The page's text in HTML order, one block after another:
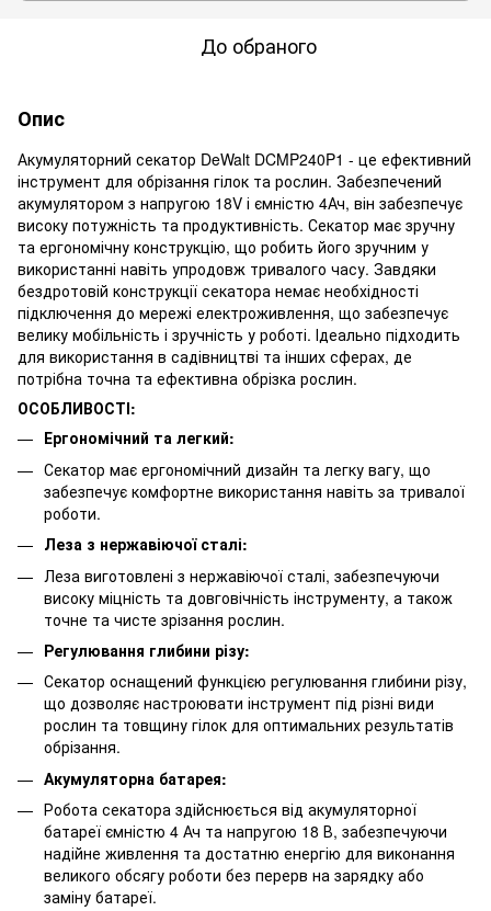
До обраного
Опис
Акумуляторний секатор DeWalt DCMP240P1 - це ефективний
інструмент для обрізання гілок та рослин. Забезпечений
акумулятором з напругою 18V і ємністю 4Ач, він забезпечує
високу потужність та продуктивність. Секатор має зручну
та ергономічну конструкцію, що робить його зручним у
використанні навіть упродовж тривалого часу. Завдяки
бездротовій конструкції секатора немає необхідності
підключення до мережі електроживлення, що забезпечує
велику мобільність і зручність у роботі. Ідеально підходить
для використання в садівництві та інших сферах, де
потрібна точна та ефективна обрізка рослин.
ОСОБЛИВОСТІ:
Ергономічний та легкий:
Секатор має ергономічний дизайн та легку вагу, що
забезпечує комфортне використання навіть за тривалої
роботи.
Леза з нержавіючої сталі:
Леза виготовлені з нержавіючої сталі, забезпечуючи
високу міцність та довговічність інструменту, а також
точне та чисте зрізання рослин.
Регулювання глибини різу:
Секатор оснащений функцією регулювання глибини різу,
що дозволяє настроювати інструмент під різні види
рослин та товщину гілок для оптимальних результатів
обрізання.
Акумуляторна батарея:
Робота секатора здійснюється від акумуляторної
батареї ємністю 4 Ач та напругою 18 В, забезпечуючи
надійне живлення та достатню енергію для виконання
великого обсягу роботи без перерв на зарядку або
заміну батареї.